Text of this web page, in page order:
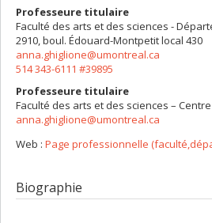
Professeure titulaire
Faculté des arts et des sciences -
2910, boul. Édouard-Montpetitlocal 430
anna.ghiglione@umontreal.ca
514 343-6111 #39895
Professeure titulaire
Faculté des arts et des sciences –
anna.ghiglione@umontreal.ca
Web : Page professionnelle
Biographie